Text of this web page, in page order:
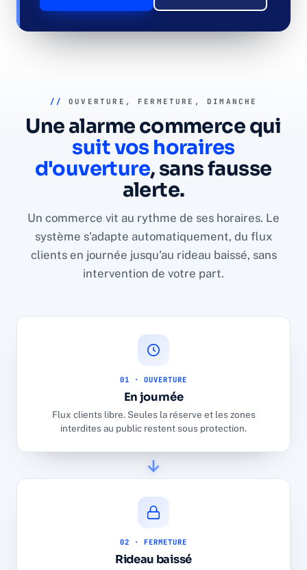
// OUVERTURE, FERMETURE, DIMANCHE
Une alarme commerce qui
suit vos horaires
d'ouverture, sans fausse
alerte.
Un commerce vit au rythme de ses horaires. Le
système s'adapte automatiquement, du flux
clients en journée jusqu'au rideau baissé, sans
intervention de votre part.
01 · OUVERTURE
En journée
Flux clients libre. Seules la réserve et les zones
interdites au public restent sous protection.
02 · FERMETURE
Rideau baissé